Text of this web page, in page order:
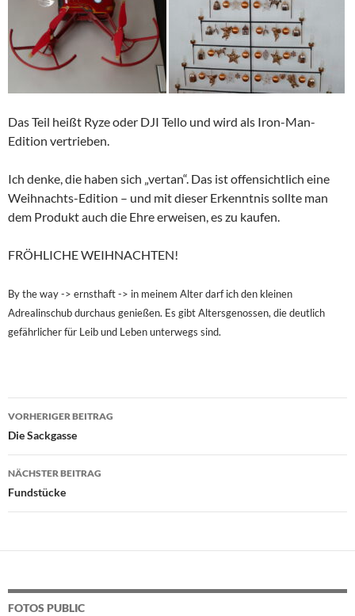
Das Teil heißt Ryze oder DJI Tello und wird als Iron-Man-
Edition vertrieben.
Ich denke, die haben sich „vertan“. Das ist offensichtlich eine
Weihnachts-Edition – und mit dieser Erkenntnis sollte man
dem Produkt auch die Ehre erweisen, es zu kaufen.
FRÖHLICHE WEIHNACHTEN!
By the way -> ernsthaft -> in meinem Alter darf ich den kleinen
Adrealinschub durchaus genießen. Es gibt Altersgenossen, die deutlich
gefährlicher für Leib und Leben unterwegs sind.
Beitragsnavigation
VORHERIGER BEITRAG
Die Sackgasse
NÄCHSTER BEITRAG
Fundstücke
FOTOS PUBLIC